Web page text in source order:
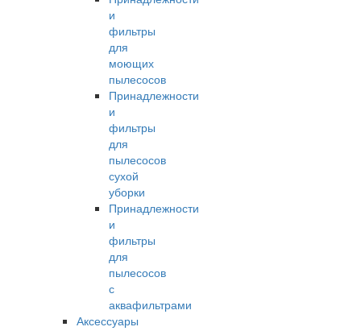
и
фильтры
для
моющих
пылесосов
Принадлежности
и
фильтры
для
пылесосов
сухой
уборки
Принадлежности
и
фильтры
для
пылесосов
с
аквафильтрами
Аксессуары